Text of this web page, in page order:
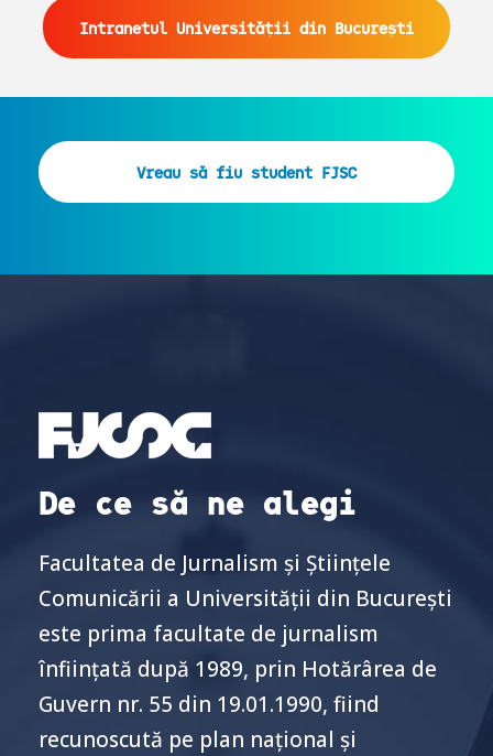
Intranetul Universității din București
Vreau să fiu student FJSC
De ce să ne alegi
Facultatea de Jurnalism şi Ştiinţele
Comunicării a Universității din București
este prima facultate de jurnalism
înființată după 1989, prin Hotărârea de
Guvern nr. 55 din 19.01.1990, fiind
recunoscută pe plan naţional şi